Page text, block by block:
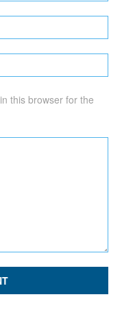
this browser for the